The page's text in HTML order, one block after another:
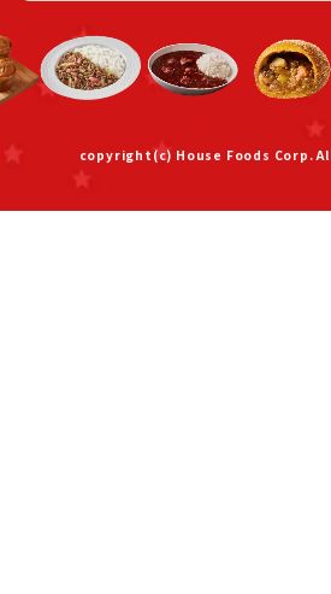
copyright(c) House Foods Corp.